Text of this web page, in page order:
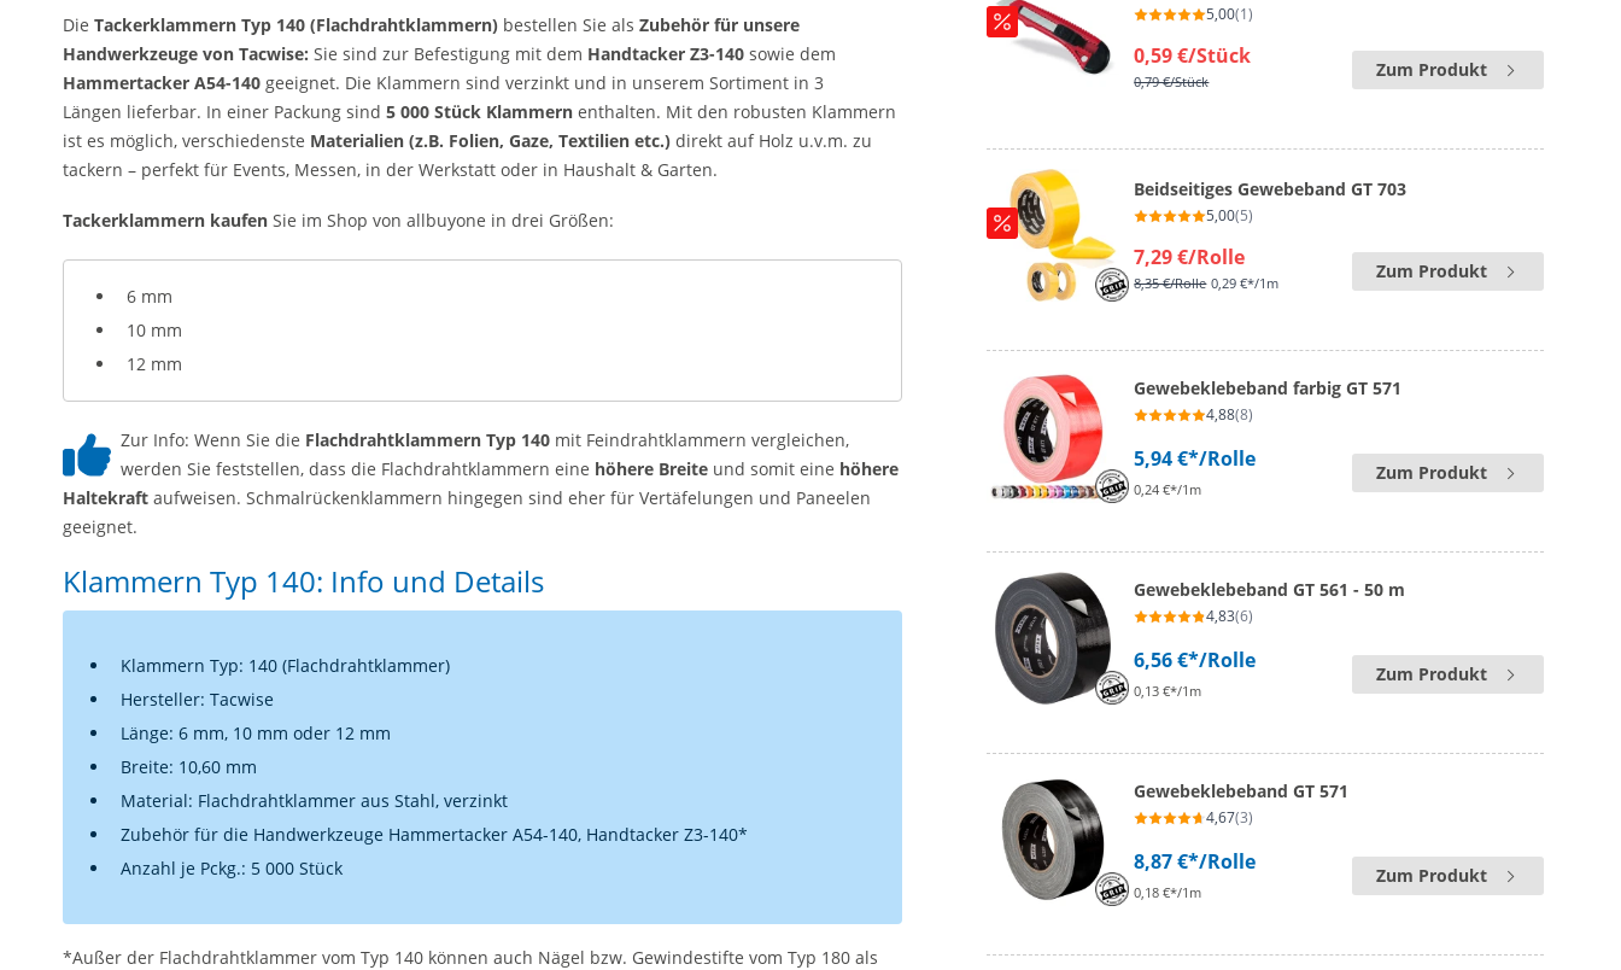
Die Tackerklammern Typ 140 (Flachdrahtklammern) bestellen Sie als Zubehör für unsere
Handwerkzeuge von Tacwise: Sie sind zur Befestigung mit dem Handtacker Z3-140 sowie dem
Hammertacker A54-140 geeignet. Die Klammern sind verzinkt und in unserem Sortiment in 3
Längen lieferbar. In einer Packung sind 5 000 Stück Klammern enthalten. Mit den robusten Klammern
ist es möglich, verschiedenste Materialien (z.B. Folien, Gaze, Textilien etc.) direkt auf Holz u.v.m. zu
tackern – perfekt für Events, Messen, in der Werkstatt oder in Haushalt & Garten.
Tackerklammern kaufen Sie im Shop von allbuyone in drei Größen:
6 mm
10 mm
12 mm
Zur Info: Wenn Sie die Flachdrahtklammern Typ 140 mit Feindrahtklammern vergleichen,
werden Sie feststellen, dass die Flachdrahtklammern eine höhere Breite und somit eine höhere
Haltekraft aufweisen. Schmalrückenklammern hingegen sind eher für Vertäfelungen und Paneelen
geeignet.
Klammern Typ 140: Info und Details
Klammern Typ: 140 (Flachdrahtklammer)
Hersteller: Tacwise
Länge: 6 mm, 10 mm oder 12 mm
Breite: 10,60 mm
Material: Flachdrahtklammer aus Stahl, verzinkt
Zubehör für die Handwerkzeuge Hammertacker A54-140, Handtacker Z3-140*
Anzahl je Pckg.: 5 000 Stück
*Außer der Flachdrahtklammer vom Typ 140 können auch Nägel bzw. Gewindestifte vom Typ 180 als
5,00(1)
0,59 €/Stück
0,79 €/Stück
Zum Produkt
Beidseitiges Gewebeband GT 703
5,00(5)
7,29 €/Rolle
8,35 €/Rolle 0,29 €*/1m
Zum Produkt
Gewebeklebeband farbig GT 571
4,88(8)
5,94 €*/Rolle
0,24 €*/1m
Zum Produkt
Gewebeklebeband GT 561 - 50 m
4,83(6)
6,56 €*/Rolle
0,13 €*/1m
Zum Produkt
Gewebeklebeband GT 571
4,67(3)
8,87 €*/Rolle
0,18 €*/1m
Zum Produkt